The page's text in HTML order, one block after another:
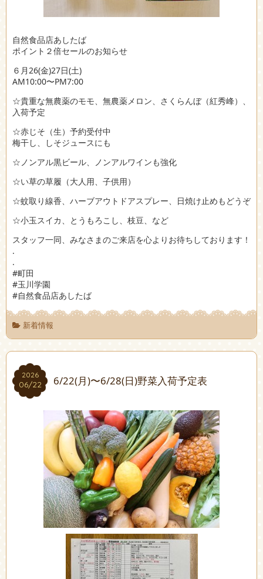
自然食品店あしたば
ポイント２倍セールのお知らせ
６月26(金)27日(土)
AM10:00〜PM7:00
☆貴重な無農薬のモモ、無農薬メロン、さくらんぼ（紅秀峰）、
入荷予定
☆赤じそ（生）予約受付中
梅干し、しそジュースにも
☆ノンアル黒ビール、ノンアルワインも強化
☆い草の草履（大人用、子供用）
☆蚊取り線香、ハーブアウトドアスプレー、日焼け止めもどうぞ
☆小玉スイカ、とうもろこし、枝豆、など
スタッフ一同、みなさまのご来店を心よりお待ちしております！
.
.
#町田
#玉川学園
#自然食品店あしたば
新着情報
2026
06/22
2026
06/22 6/22(月)〜6/28(日)野菜入荷予定表